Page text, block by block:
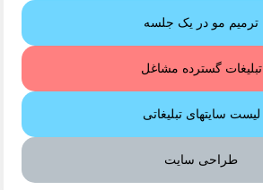
ترمیم مو در یک جلسه
تبلیغات گسترده مشاغل
لیست سایتهای تبلیغاتی
طراحی سایت